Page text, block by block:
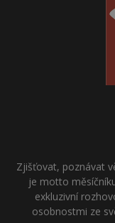
Zjišťovat, poznávat
je motto
exkluzivní
osobnostmi ze